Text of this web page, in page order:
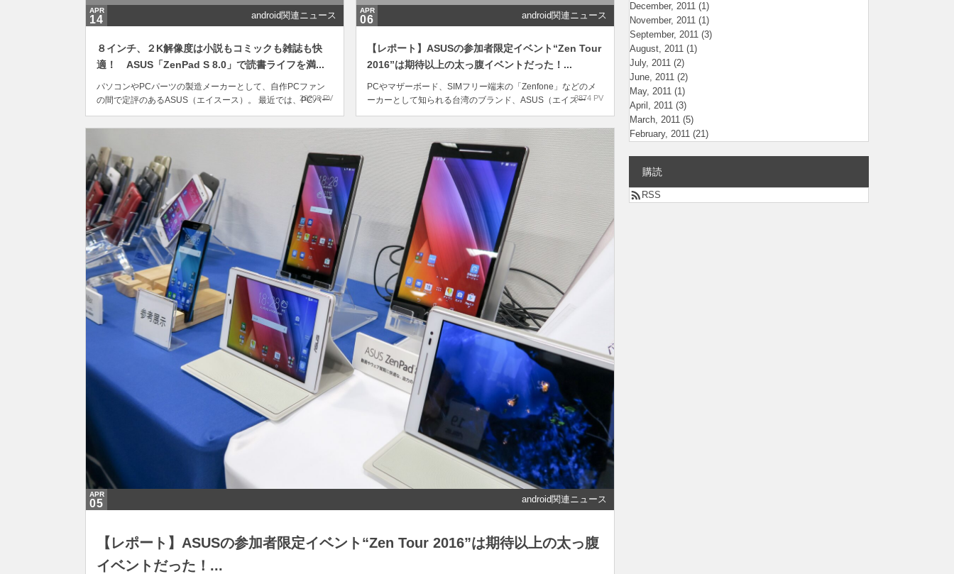
APR
14 android関連ニュース
８インチ、２K解像度は小説もコミックも雑誌も快
適！ ASUS「ZenPad S 8.0」で読書ライフを満...
パソコンやPCパーツの製造メーカーとして、自作PCファン
の間で定評のあるASUS（エイスース）。 最近では、PCパー
ツよりも、高性能で低価格なSIMフリースマートフォン
「Zenfone」シリーズでその名前を知ったという人も多いこと
し」と胸を張る液晶タブレットのフラ...
20208 PV
APR
06 android関連ニュース
【レポート】ASUSの参加者限定イベント“Zen Tour
2016”は期待以上の太っ腹イベントだった！...
PCやマザーボード、SIMフリー端末の「Zenfone」などのメ
ーカーとして知られる台湾のブランド、ASUS（エイスー
ス）。 そのASUSが、2016年3月に全国の“ASUSファン”の
方々を対象に開催した、ASUS製品のタッチ＆トライイベン
ト“Zen Tour 2016”のレポート後編をお届けします。解像度、
3874 PV
APR
05 android関連ニュース
【レポート】ASUSの参加者限定イベント“Zen Tour 2016”は期待以上の太っ腹
イベントだった！...
December, 2011 (1)
November, 2011 (1)
September, 2011 (3)
August, 2011 (1)
July, 2011 (2)
June, 2011 (2)
May, 2011 (1)
April, 2011 (3)
March, 2011 (5)
February, 2011 (21)
購読
RSS